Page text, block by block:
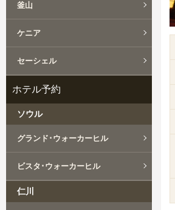
釜山
ケニア
セーシェル
ホテル予約
ソウル
グランド･ウォーカーヒル
ビスタ･ウォーカーヒル
仁川